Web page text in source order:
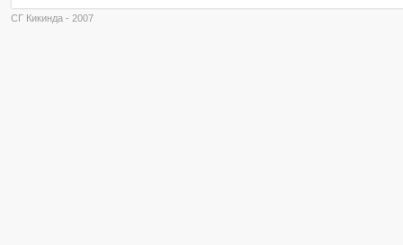
СГ Кикинда - 2007